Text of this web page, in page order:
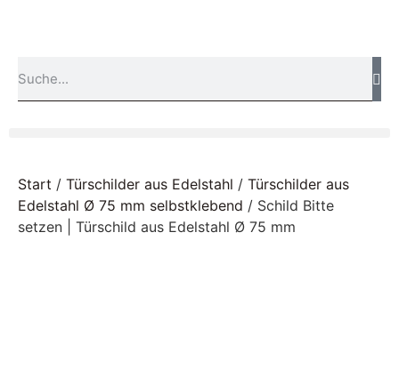
Start / Türschilder aus Edelstahl / Türschilder aus
Edelstahl Ø 75 mm selbstklebend / Schild Bitte
setzen | Türschild aus Edelstahl Ø 75 mm